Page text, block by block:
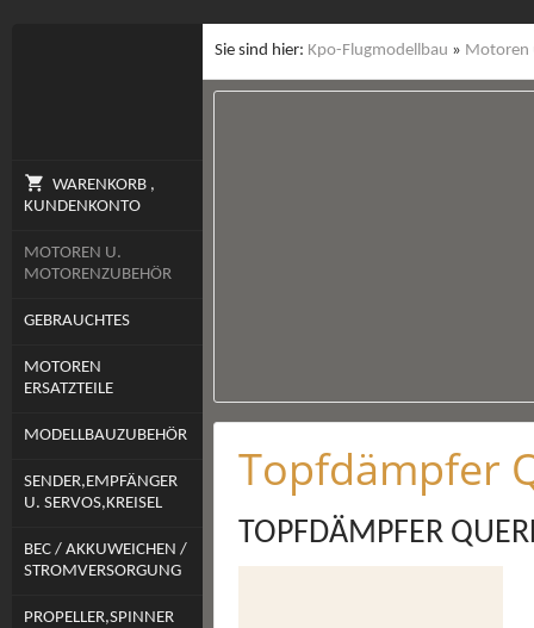
WARENKORB ,
KUNDENKONTO
MOTOREN U.
MOTORENZUBEHÖR
GEBRAUCHTES
MOTOREN
ERSATZTEILE
MODELLBAUZUBEHÖR
SENDER,EMPFÄNGER
U. SERVOS,KREISEL
BEC / AKKUWEICHEN /
STROMVERSORGUNG
PROPELLER,SPINNER
Sie sind hier: Kpo-Flugmodellbau » Motoren
Topfdämpfer
TOPFDÄMPFER